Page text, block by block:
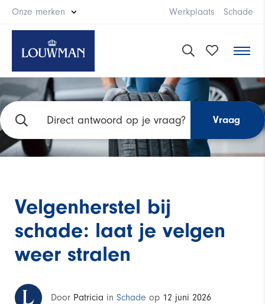
Onze merken Werkplaats Schade
Vraag
Velgenherstel bij
schade: laat je velgen
weer stralen
Door Patricia in Schade op 12 juni 2026